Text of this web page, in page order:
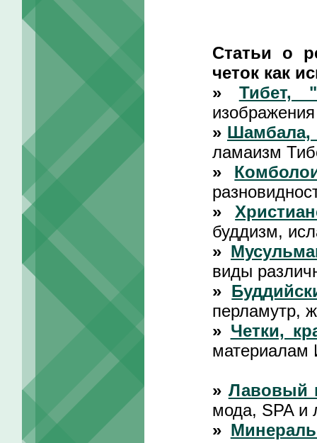
Статьи о
четок как
»
Тибет,
» Шамбала,
ламаизм
»
»
буддизм,
»
виды
»
перламутр,
» Четки,
материалам
» Лавовый
мода, SPA и
»